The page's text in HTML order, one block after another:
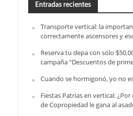
Entradas recientes
Transporte vertical: la
correctamente ascensores y
Reserva tu depa con sólo
campaña “Descuentos de
Cuando se hormigonó, yo no
Fiestas Patrias en vertical:
de Copropiedad le gana al